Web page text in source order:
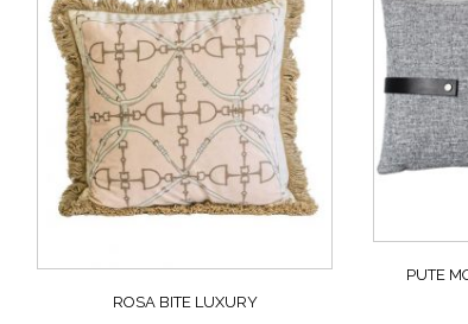
ROSA BITE LUXURY
PUTE